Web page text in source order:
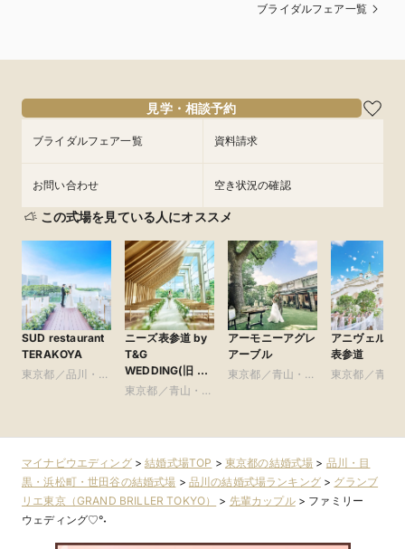
ブライダルフェア一覧
見学・相談予約
ブライダルフェア一覧 資料請求
お問い合わせ 空き状況の確認
この式場を見ている人にオススメ
SUD restaurant
TERAKOYA
東京都／品川・目
ニーズ表参道 by
T&G
WEDDING(旧 表
参道TERRACE)
東京都／青山・表
アーモニーアグレ
アーブル
東京都／青山・表
アニヴェルセ
表参道
東京都／青山
マイナビウエディング>結婚式場TOP > 東京都の結婚式場 > 品川・目
黒・浜松町・世田谷の結婚式場 > 品川の結婚式場ランキング> グランブ
リエ東京（GRAND BRILLER TOKYO）
> 先輩カップル> ファミリー
ウェディング♡°˖